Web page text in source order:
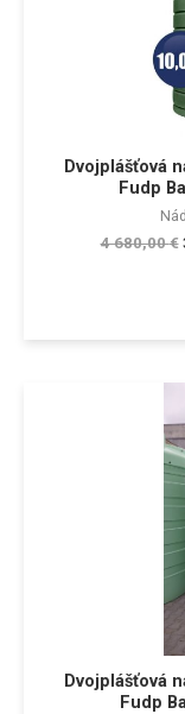
Dvojplášťová
Fudp
4 680,00€
Dvojplášťová
Fudp